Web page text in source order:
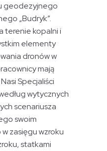
geodezyjnego
„Budryk”.
terenie kopalni i
elementy
dronów w
mają
Specjaliści
wytycznych
scenariusza
swoim
zasięgu wzroku
statkami